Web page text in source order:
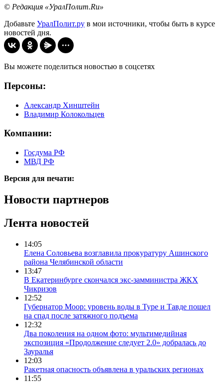
© Редакция «УралПолит.Ru»
Добавьте УралПолит.ру в мои источники, чтобы быть в курсе
новостей дня.
Вы можете поделиться новостью в соцсетях
Персоны:
Александр Хинштейн
Владимир Колокольцев
Компании:
Госдума РФ
МВД РФ
Версия для печати:
Новости партнеров
Лента новостей
14:05
Елена Соловьева возглавила прокуратуру Ашинского
района Челябинской области
13:47
В Екатеринбурге скончался экс-замминистра ЖКХ
Чикризов
12:52
Губернатор Моор: уровень воды в Туре и Тавде пошел
на спад после затяжного подъема
12:32
Два поколения на одном фото: мультимедийная
экспозиция «Продолжение следует 2.0» добралась до
Зауралья
12:03
Ракетная опасность объявлена в уральских регионах
11:55